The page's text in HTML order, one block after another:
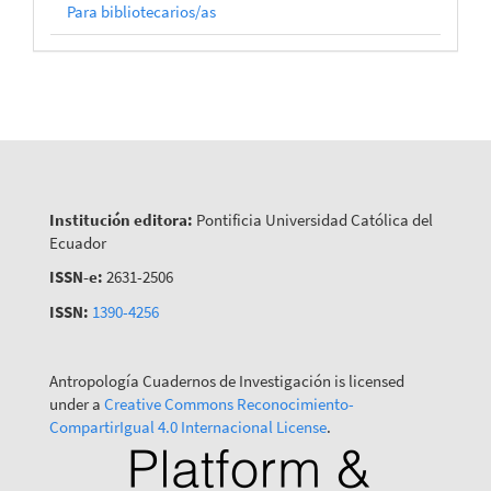
Para bibliotecarios/as
Institución editora: Pontificia Universidad Católica del
Ecuador
ISSN-e: 2631-2506
ISSN: 1390-4256
Antropología Cuadernos de Investigación is licensed
under a Creative Commons Reconocimiento-
CompartirIgual 4.0 Internacional License.